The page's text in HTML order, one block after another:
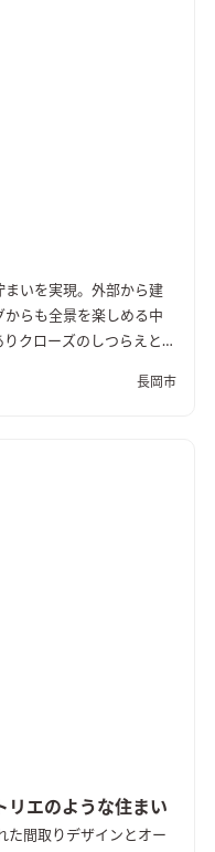
いを実現。外部から建
らも全景を楽しめる中
クローズのしつらえとし
長岡市
リエのような住まい
た間取りデザインとオー